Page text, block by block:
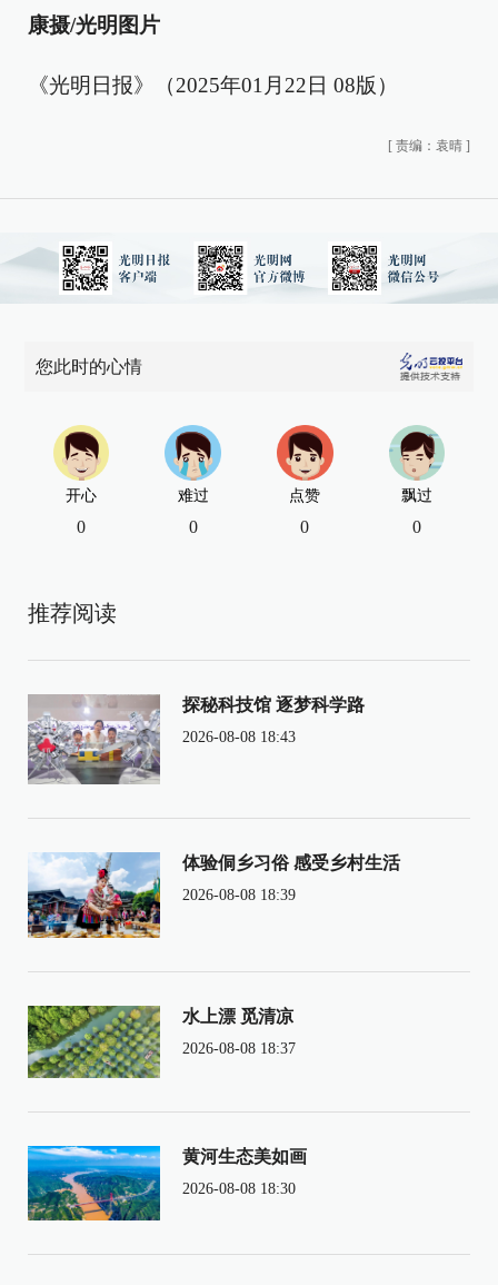
康摄/光明图片
《光明日报》（2025年01月22日 08版）
[ 责编：袁晴 ]
您此时的心情
开心
0
难过
0
点赞
0
飘过
0
推荐阅读
探秘科技馆 逐梦科学路
2026-08-08 18:43
体验侗乡习俗 感受乡村生活
2026-08-08 18:39
水上漂 觅清凉
2026-08-08 18:37
黄河生态美如画
2026-08-08 18:30